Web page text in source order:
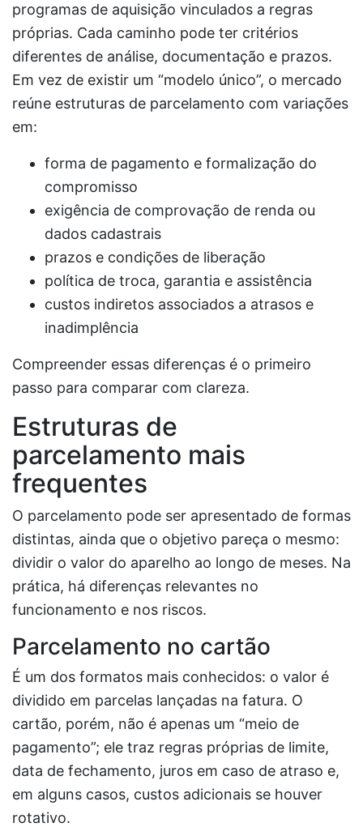
programas de aquisição vinculados a regras
próprias. Cada caminho pode ter critérios
diferentes de análise, documentação e prazos.
Em vez de existir um “modelo único”, o mercado
reúne estruturas de parcelamento com variações
em:
forma de pagamento e formalização do
compromisso
exigência de comprovação de renda ou
dados cadastrais
prazos e condições de liberação
política de troca, garantia e assistência
custos indiretos associados a atrasos e
inadimplência
Compreender essas diferenças é o primeiro
passo para comparar com clareza.
Estruturas de
parcelamento mais
frequentes
O parcelamento pode ser apresentado de formas
distintas, ainda que o objetivo pareça o mesmo:
dividir o valor do aparelho ao longo de meses. Na
prática, há diferenças relevantes no
funcionamento e nos riscos.
Parcelamento no cartão
É um dos formatos mais conhecidos: o valor é
dividido em parcelas lançadas na fatura. O
cartão, porém, não é apenas um “meio de
pagamento”; ele traz regras próprias de limite,
data de fechamento, juros em caso de atraso e,
em alguns casos, custos adicionais se houver
rotativo.